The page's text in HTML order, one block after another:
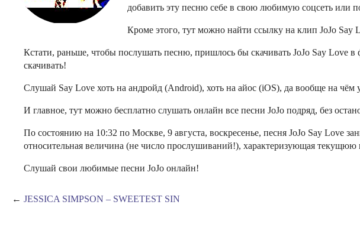
добавить эту песню себе в свою любимую соцсеть или
Кроме этого, тут можно найти ссылку на клип JoJo Say
Кстати, раньше, чтобы послушать песню, пришлось бы скачивать JoJo Say Love
скачивать!
Слушай Say Love хоть на андройд (Android), хоть на айос (iOS), да вообще на чём
И главное, тут можно бесплатно слушать онлайн все песни JoJo подряд, без
По состоянию на 10:32 по Москве, 9 августа, воскресенье, песня JoJo Say Love
относительная величина (не число прослушиваний!), характеризующая
Слушай свои любимые песни JoJo онлайн!
← JESSICA SIMPSON – SWEETEST SIN